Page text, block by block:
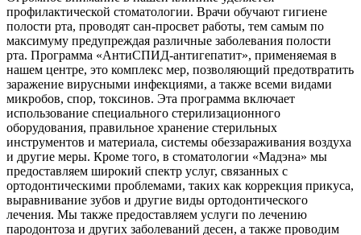
профилактической стоматологии. Врачи обучают гигиене
полости рта, проводят сан-просвет работы, тем самым по
максимуму предупреждая различные заболевания полости
рта. Программа «АнтиСПИД-антигепатит», применяемая в
нашем центре, это комплекс мер, позволяющий предотвратить
заражение вирусными инфекциями, а также всеми видами
микробов, спор, токсинов. Эта программа включает
использование специального стерилизационного
оборудования, правильное хранение стерильных
инструментов и материала, системы обеззараживания воздуха
и другие меры. Кроме того, в стоматологии «Мадэна» мы
предоставляем широкий спектр услуг, связанных с
ортодонтическими проблемами, таких как коррекция прикуса,
выравнивание зубов и другие виды ортодонтического
лечения. Мы также предоставляем услуги по лечению
пародонтоза и других заболеваний десен, а также проводим